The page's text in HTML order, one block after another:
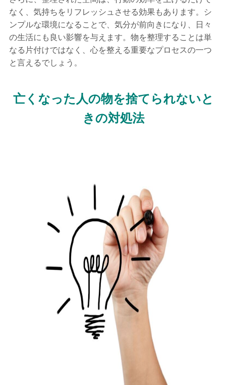
なく、気持ちをリフレッシュさせる効果もあります。シ
ンプルな環境になることで、気分が前向きになり、日々
の生活にも良い影響を与えます。物を整理することは単
なる片付けではなく、心を整える重要なプロセスの一つ
と言えるでしょう。
亡くなった人の物を捨てられないと
きの対処法